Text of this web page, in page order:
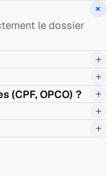
+
le dossier
+
+
(CPF, OPCO) ? +
+
+